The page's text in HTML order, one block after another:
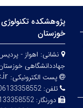
پژوهشکده
خوزستان
نشانی: اهواز -
جهاددانشگاهی
پست الکترونیکی:
تلفن:
دورنگار: